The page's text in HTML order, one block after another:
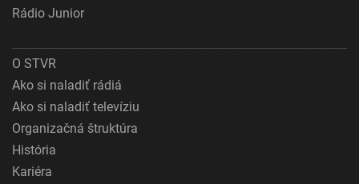
Rádio Junior
O STVR
Ako si naladiť rádiá
Ako si naladiť televíziu
Organizačná štruktúra
História
Kariéra